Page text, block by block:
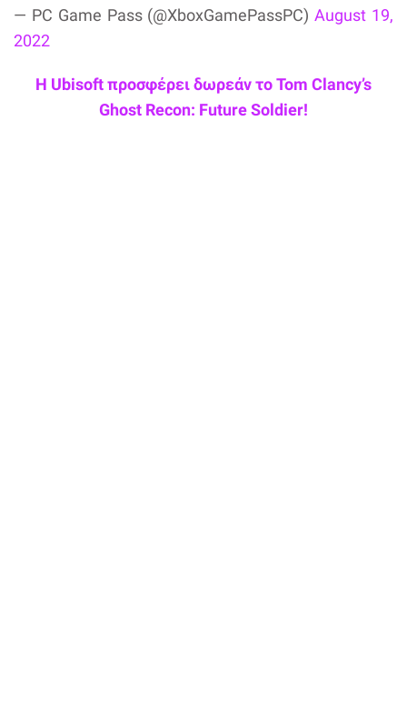
— PC Game Pass (@XboxGamePassPC)August 19,
2022
Η Ubisoft προσφέρει δωρεάν το Tom Clancy’s
Ghost Recon: Future Soldier!